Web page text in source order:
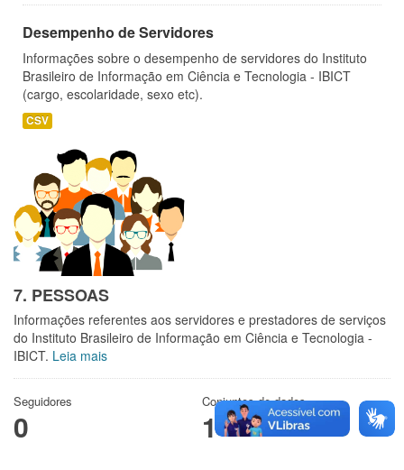
Desempenho de Servidores
Informações sobre o desempenho de servidores do Instituto
Brasileiro de Informação em Ciência e Tecnologia - IBICT
(cargo, escolaridade, sexo etc).
CSV
7. PESSOAS
Informações referentes aos servidores e prestadores de serviços
do Instituto Brasileiro de Informação em Ciência e Tecnologia -
IBICT. Leia mais
Seguidores
0
Conjuntos de dados
1